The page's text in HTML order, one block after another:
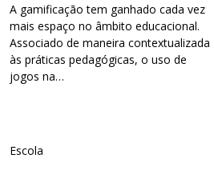
A gamificação tem ganhado cada vez
mais espaço no âmbito educacional.
Associado de maneira contextualizada
às práticas pedagógicas, o uso de
jogos na…
Escola